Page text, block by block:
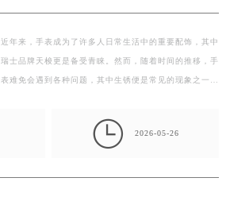
近年来，手表成为了许多人日常生活中的重要配饰，其中
瑞士品牌天梭更是备受青睐。然而，随着时间的推移，手
表难免会遇到各种问题，其中生锈便是常见的现象之一。
 2026-05-26